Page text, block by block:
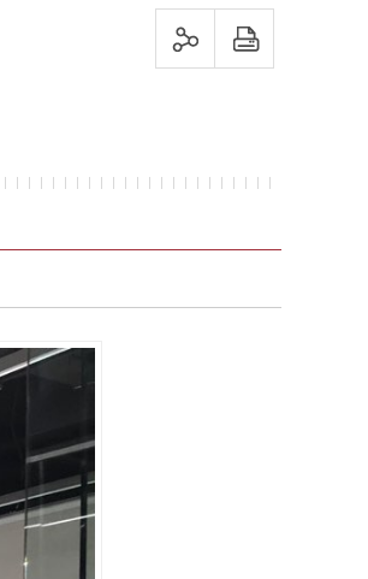
sns 공유하기 프린트하기